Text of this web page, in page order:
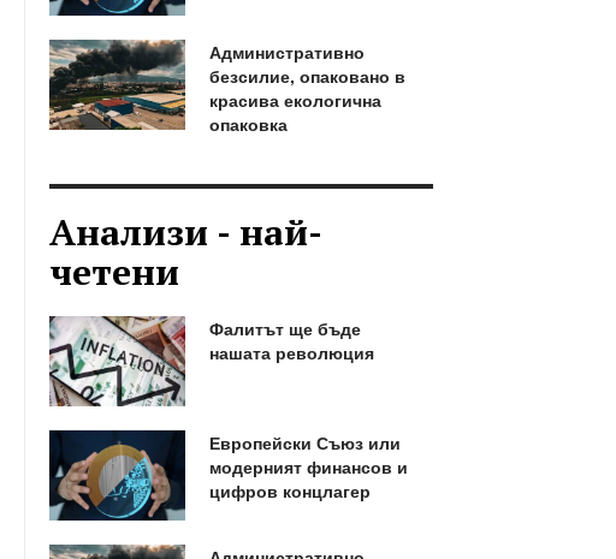
Административно
безсилие, опаковано в
красива екологична
опаковка
Анализи - най-
четени
Фалитът ще бъде
нашата революция
Европейски Съюз или
модерният финансов и
цифров концлагер